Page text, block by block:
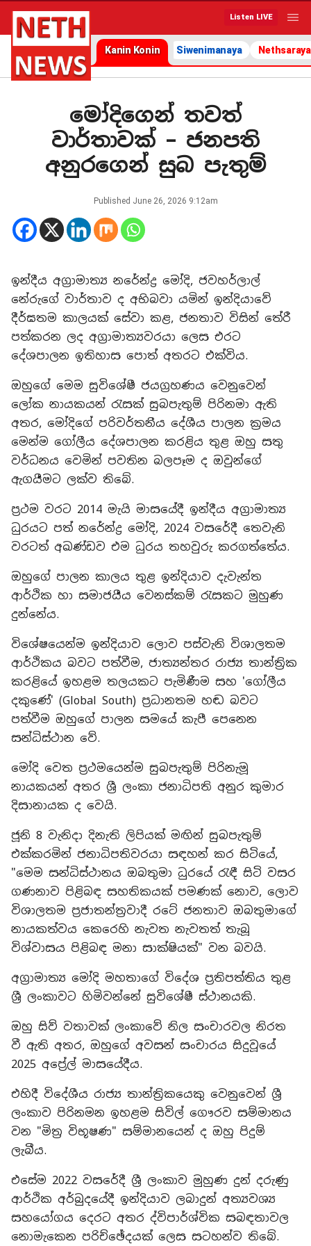
Listen LIVE
Kanin Konin Siwenimanaya Nethsaraya
මෝදිගෙන් තවත්
වාර්තාවක් – ජනපති
අනුරගෙන් සුබ පැතුම්
Published June 26, 2026 9:12am
ඉන්දීය අග්‍රාමාත්‍ය නරේන්ද්‍ර මෝදි, ජවහර්ලාල්
නේරුගේ වාර්තාව ද අභිබවා යමින් ඉන්දියාවේ
දීර්ඝතම කාලයක් සේවා කළ, ජනතාව විසින් තේරී
පත්කරන ලද අග්‍රාමාත්‍යවරයා ලෙස එරට
දේශපාලන ඉතිහාස පොත් අතරට එක්විය.
ඔහුගේ මෙම සුවිශේෂී ජයග්‍රහණය වෙනුවෙන්
ලෝක නායකයන් රැසක් සුබපැතුම් පිරිනමා ඇති
අතර, මෝදිගේ පරිවර්තනීය දේශීය පාලන ක්‍රමය
මෙන්ම ගෝලීය දේශපාලන කරළිය තුළ ඔහු සතු
වර්ධනය වෙමින් පවතින බලපෑම ද ඔවුන්ගේ
ඇගයීමට ලක්ව තිබේ.
ප්‍රථම වරට 2014 මැයි මාසයේදී ඉන්දීය අග්‍රාමාත්‍ය
ධුරයට පත් නරේන්ද්‍ර මෝදි, 2024 වසරේදී තෙවැනි
වරටත් අඛණ්ඩව එම ධුරය තහවුරු කරගත්තේය.
ඔහුගේ පාලන කාලය තුළ ඉන්දියාව දැවැන්ත
ආර්ථික හා සමාජයීය වෙනස්කම් රැසකට මුහුණ
දුන්නේය.
විශේෂයෙන්ම ඉන්දියාව ලොව පස්වැනි විශාලතම
ආර්ථිකය බවට පත්වීම, ජාත්‍යන්තර රාජ්‍ය තාන්ත්‍රික
කරළියේ ඉහළම තලයකට පැමිණීම සහ 'ගෝලීය
දකුණේ' (Global South) ප්‍රධානතම හඬ බවට
පත්වීම ඔහුගේ පාලන සමයේ කැපී පෙනෙන
සන්ධිස්ථාන වේ.
මෝදි වෙත ප්‍රථමයෙන්ම සුබපැතුම් පිරිනැමූ
නායකයන් අතර ශ්‍රී ලංකා ජනාධිපති අනුර කුමාර
දිසානායක ද වෙයි.
ජූනි 8 වැනිදා දිනැති ලිපියක් මඟින් සුබපැතුම්
එක්කරමින් ජනාධිපතිවරයා සඳහන් කර සිටියේ,
"මෙම සන්ධිස්ථානය ඔබතුමා ධුරයේ රැඳී සිටි වසර
ගණනාව පිළිබඳ සහතිකයක් පමණක් නොව, ලොව
විශාලතම ප්‍රජාතන්ත්‍රවාදී රටේ ජනතාව ඔබතුමාගේ
නායකත්වය කෙරෙහි නැවත නැවතත් තැබූ
විශ්වාසය පිළිබඳ මනා සාක්ෂියක්" වන බවයි.
අග්‍රාමාත්‍ය මෝදි මහතාගේ විදේශ ප්‍රතිපත්තිය තුළ
ශ්‍රී ලංකාවට හිමිවන්නේ සුවිශේෂී ස්ථානයකි.
ඔහු සිව් වතාවක් ලංකාවේ නිල සංචාරවල නිරත
වී ඇති අතර, ඔහුගේ අවසන් සංචාරය සිදුවූයේ
2025 අප්‍රේල් මාසයේදීය.
එහිදී විදේශීය රාජ්‍ය තාන්ත්‍රිකයෙකු වෙනුවෙන් ශ්‍රී
ලංකාව පිරිනමන ඉහළම සිවිල් ගෞරව සම්මානය
වන "මිත්‍ර විභූෂණ" සම්මානයෙන් ද ඔහු පිදුම්
ලැබීය.
එසේම 2022 වසරේදී ශ්‍රී ලංකාව මුහුණ දුන් දරුණු
ආර්ථික අර්බුදයේදී ඉන්දියාව ලබාදුන් අත්‍යවශ්‍ය
සහයෝගය දෙරට අතර ද්විපාර්ශ්වික සබඳතාවල
නොමැකෙන පරිච්ඡේදයක් ලෙස සටහන්ව තිබේ.